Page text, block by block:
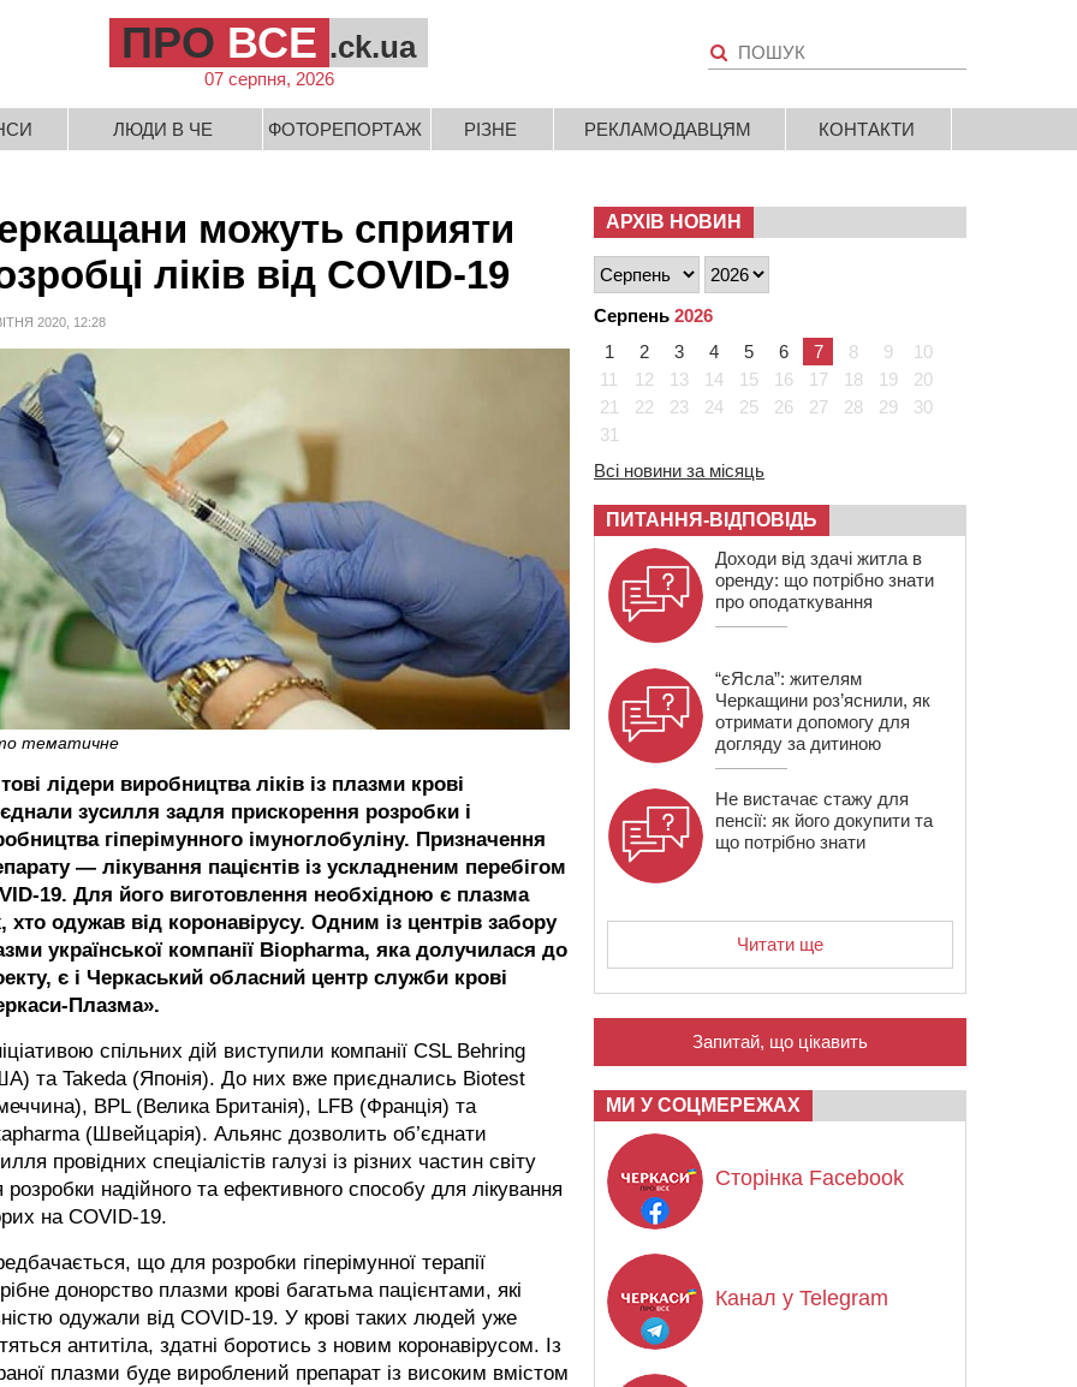
ПРО ВСЕ .ck.ua
07 серпня, 2026
ЛЮДИ В ЧЕ ФОТОРЕПОРТАЖ РІЗНЕ РЕКЛАМОДАВЦЯМ КОНТАКТИ
можуть сприяти
ліків від COVID-19
2020, 12:28
тематичне
лідери виробництва ліків із плазми крові
зусилля задля прискорення розробки і
гіперімунного імуноглобуліну. Призначення
— лікування пацієнтів із ускладненим перебігом
19. Для його виготовлення необхідною є плазма
хто одужав від коронавірусу. Одним із центрів забору
української компанії Biopharma, яка долучилася до
є і Черкаський обласний центр служби крові
Плазма».
спільних дій виступили компанії CSL Behring
та Takeda (Японія). До них вже приєднались Biotest
BPL (Велика Британія), LFB (Франція) та
(Швейцарія). Альянс дозволить об’єднати
провідних спеціалістів галузі із різних частин світу
розробки надійного та ефективного способу для лікування
на COVID-19.
що для розробки гіперімунної терапії
донорство плазми крові багатьма пацієнтами, які
одужали від COVID-19. У крові таких людей уже
антитіла, здатні боротись з новим коронавірусом. Із
плазми буде вироблений препарат із високим вмістом
АРХІВ НОВИН
Серпень 2026
1
2 3 4 5 6 7 8 9
10
11
12 13 14 15 16 17 18 19
20
21
22 23 24 25 26 27 28 29
30
31
Всі новини за місяць
ПИТАННЯ-ВІДПОВІДЬ
Доходи від здачі житла в
оренду: що потрібно знати
про оподаткування
“єЯсла”: жителям
Черкащини роз’яснили, як
отримати допомогу для
догляду за дитиною
Не вистачає стажу для
пенсії: як його докупити та
що потрібно знати
Читати ще
Запитай, що цікавить
МИ У СОЦМЕРЕЖАХ
Сторінка Facebook
Канал у Telegram